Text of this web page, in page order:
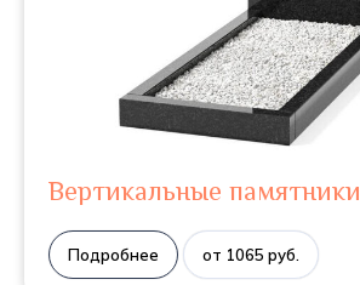
Вертикальные памятники
Подробнее от 1065 руб.